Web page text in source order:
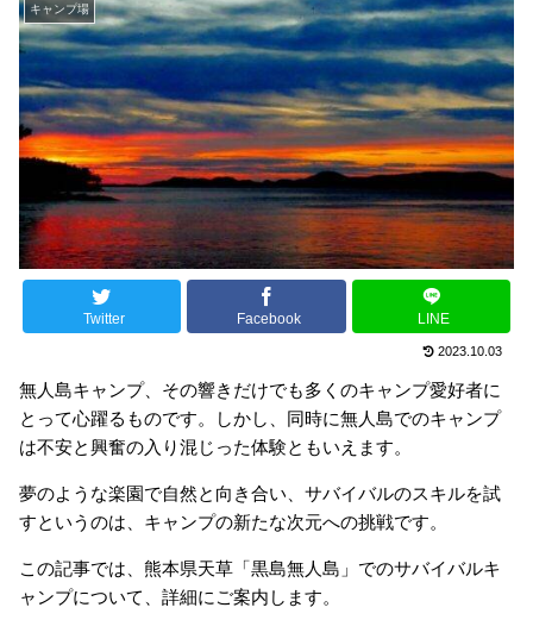
キャンプ場
Twitter Facebook LINE
2023.10.03
無人島キャンプ、その響きだけでも多くのキャンプ愛好者に
とって心躍るものです。しかし、同時に無人島でのキャンプ
は不安と興奮の入り混じった体験ともいえます。
夢のような楽園で自然と向き合い、サバイバルのスキルを試
すというのは、キャンプの新たな次元への挑戦です。
この記事では、熊本県天草「黒島無人島」でのサバイバルキ
ャンプについて、詳細にご案内します。